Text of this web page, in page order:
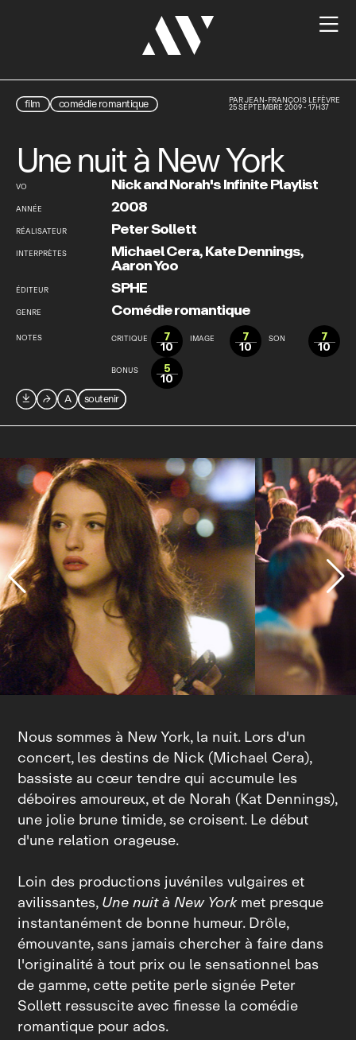

film comédie romantique PARJEAN-FRANÇOIS LEFÈVRE
25 SEPTEMBRE 2009 - 17H37
Une nuit à New York
VO Nick and Norah's Infinite Playlist
ANNÉE 2008
RÉALISATEUR Peter Sollett
INTERPRÈTES Michael Cera,Kate Dennings,
Aaron Yoo
ÉDITEUR SPHE
GENRE Comédie romantique
NOTES CRITIQUE 7
10
IMAGE 7
10
SON 7
10
BONUS 5
10

⮫ A soutenir
Nous sommes à New York, la nuit. Lors d'un
concert, les destins de Nick (Michael Cera),
bassiste au cœur tendre qui accumule les
déboires amoureux, et de Norah (Kat Dennings),
une jolie brune timide, se croisent. Le début
d'une relation orageuse.
Loin des productions juvéniles vulgaires et
avilissantes,Une nuit à New Yorkmet presque
instantanément de bonne humeur. Drôle,
émouvante, sans jamais chercher à faire dans
l'originalité à tout prix ou le sensationnel bas
de gamme, cette petite perle signée Peter
Sollett ressuscite avec finesse la comédie
romantique pour ados.